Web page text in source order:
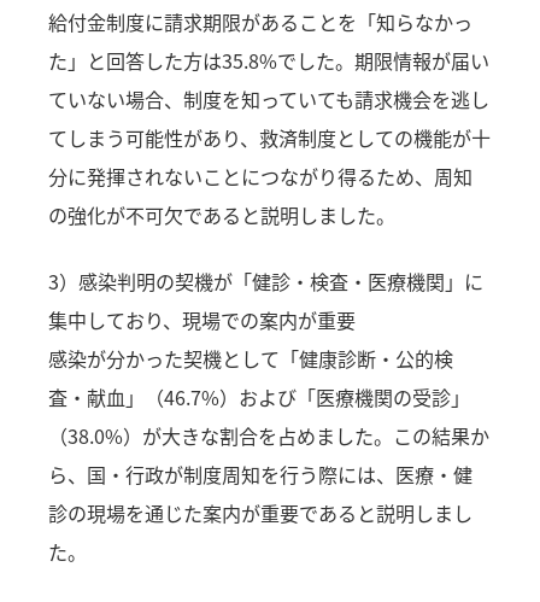
給付金制度に請求期限があることを「知らなかっ
た」と回答した方は35.8%でした。期限情報が届い
ていない場合、制度を知っていても請求機会を逃し
てしまう可能性があり、救済制度としての機能が十
分に発揮されないことにつながり得るため、周知
の強化が不可欠であると説明しました。
3）感染判明の契機が「健診・検査・医療機関」に
集中しており、現場での案内が重要
感染が分かった契機として「健康診断・公的検
査・献血」（46.7%）および「医療機関の受診」
（38.0%）が大きな割合を占めました。この結果か
ら、国・行政が制度周知を行う際には、医療・健
診の現場を通じた案内が重要であると説明しまし
た。